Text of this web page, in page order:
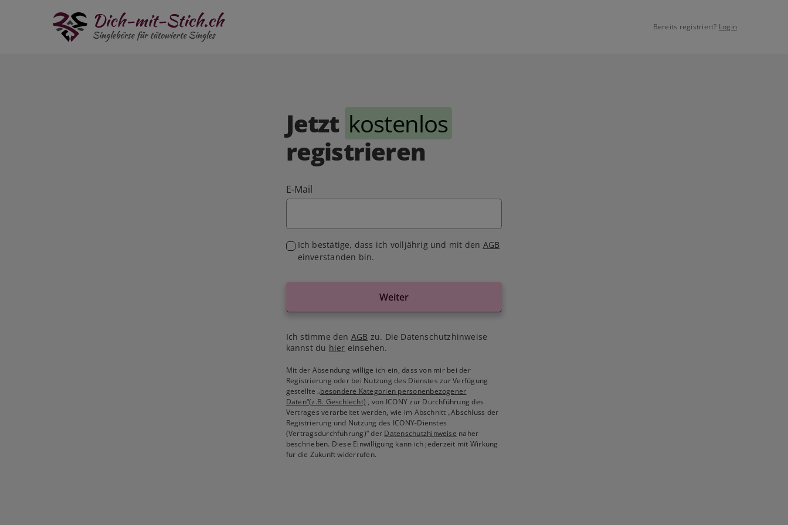
Bereits registriert? Login
Jetzt kostenlos
registrieren
E-Mail
Ich bestätige, dass ich volljährig und mit den AGB
einverstanden bin.
Weiter
Ich stimme den AGB zu. Die Datenschutzhinweise
kannst du hier einsehen.
Mit der Absendung willige ich ein, dass von mir bei der
Registrierung oder bei Nutzung des Dienstes zur Verfügung
gestellte„besondere Kategorien personenbezogener
Daten“(z.B. Geschlecht) , von ICONY zur Durchführung des
Vertrages verarbeitet werden, wie im Abschnitt „Abschluss der
Registrierung und Nutzung des ICONY-Dienstes
(Vertragsdurchführung)“ der Datenschutzhinweise näher
beschrieben. Diese Einwilligung kann ich jederzeit mit Wirkung
für die Zukunft widerrufen.